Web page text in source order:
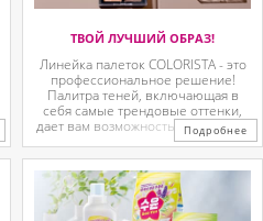
ТВОЙ ЛУЧШИЙ ОБРАЗ!
Линейка палеток COLORISTA - это
профессиональное решение!
Палитра теней, включающая в
себя самые трендовые оттенки,
дает вам возможность создать как
можно больше различных
образов, гармонично
сочетающихся друг с другом.
Благодаря такой палитре вы
никогда не запутаетесь, какой ...
Подробнее